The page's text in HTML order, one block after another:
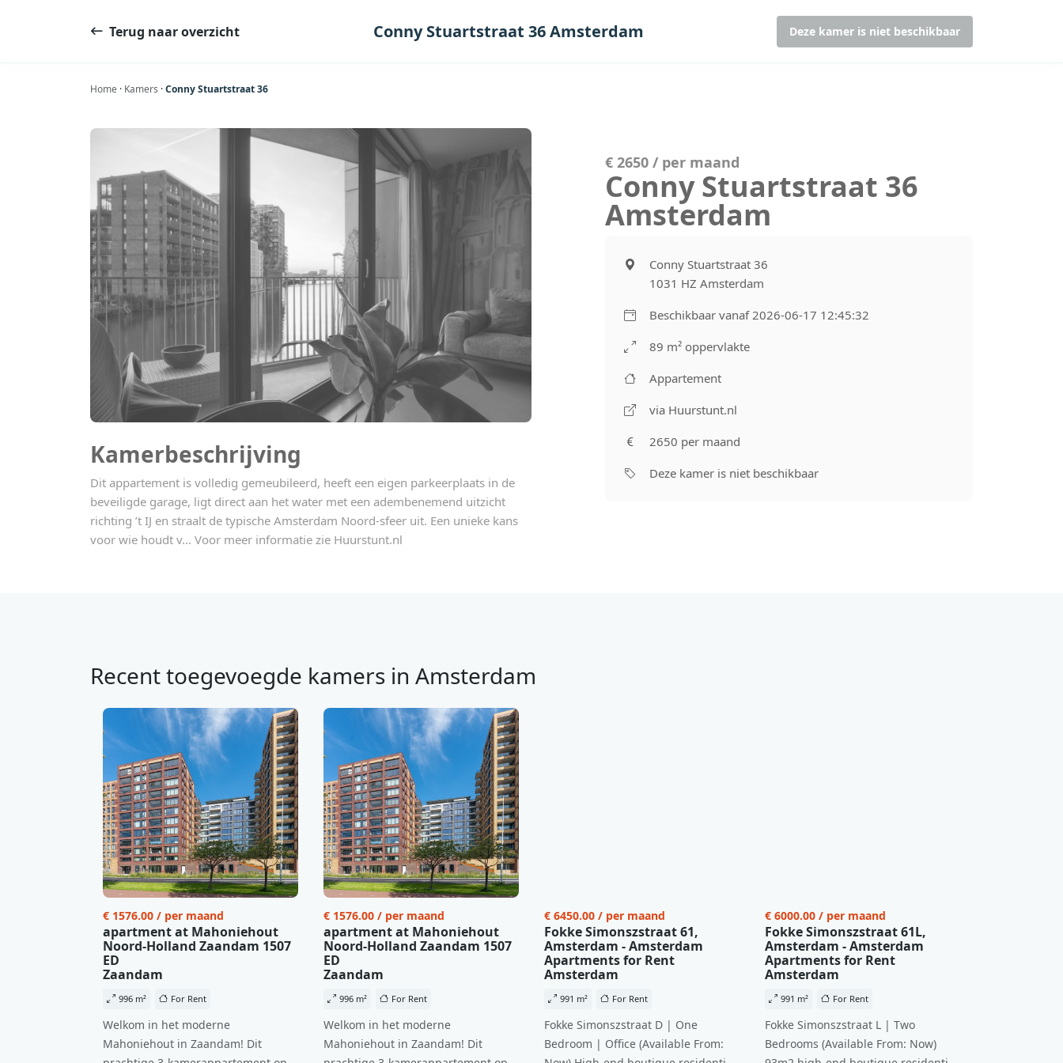
Terug naar overzicht Conny Stuartstraat 36 Amsterdam Deze kamer is niet beschikbaar
Home · Kamers ·Conny Stuartstraat 36
Kamerbeschrijving
Dit appartement is volledig gemeubileerd, heeft een eigen parkeerplaats in de
beveiligde garage, ligt direct aan het water met een adembenemend uitzicht
richting ’t IJ en straalt de typische Amsterdam Noord-sfeer uit. Een unieke kans
voor wie houdt v... Voor meer informatie zie Huurstunt.nl
€ 2650 / per maand
Conny Stuartstraat 36
Amsterdam
Conny Stuartstraat 36
1031 HZ Amsterdam
Beschikbaar vanaf 2026-06-17 12:45:32
89 m² oppervlakte
Appartement
via Huurstunt.nl
2650 per maand
Deze kamer is niet beschikbaar
Recent toegevoegde kamers in Amsterdam
€ 1576.00 / per maand
apartment at Mahoniehout
Noord-Holland Zaandam 1507
ED
Zaandam
996 m² For Rent
Welkom in het moderne
Mahoniehout in Zaandam! Dit
€ 1576.00 / per maand
apartment at Mahoniehout
Noord-Holland Zaandam 1507
ED
Zaandam
996 m² For Rent
Welkom in het moderne
Mahoniehout in Zaandam! Dit
€ 6450.00 / per maand
Fokke Simonszstraat 61,
Amsterdam - Amsterdam
Apartments for Rent
Amsterdam
991 m² For Rent
Fokke Simonszstraat D | One
Bedroom | Office (Available From:
€ 6000.00 / per maand
Fokke Simonszstraat 61L,
Amsterdam - Amsterdam
Apartments for Rent
Amsterdam
991 m² For Rent
Fokke Simonszstraat L | Two
Bedrooms (Available From: Now)